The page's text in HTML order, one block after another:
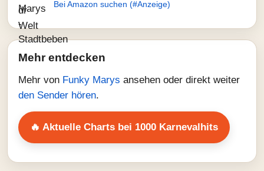
Bei Amazon suchen (#Anzeige)
Mehr entdecken
Mehr von Funky Marys ansehen oder direkt weiter
den Sender hören.
🔥 Aktuelle Charts bei 1000 Karnevalhits